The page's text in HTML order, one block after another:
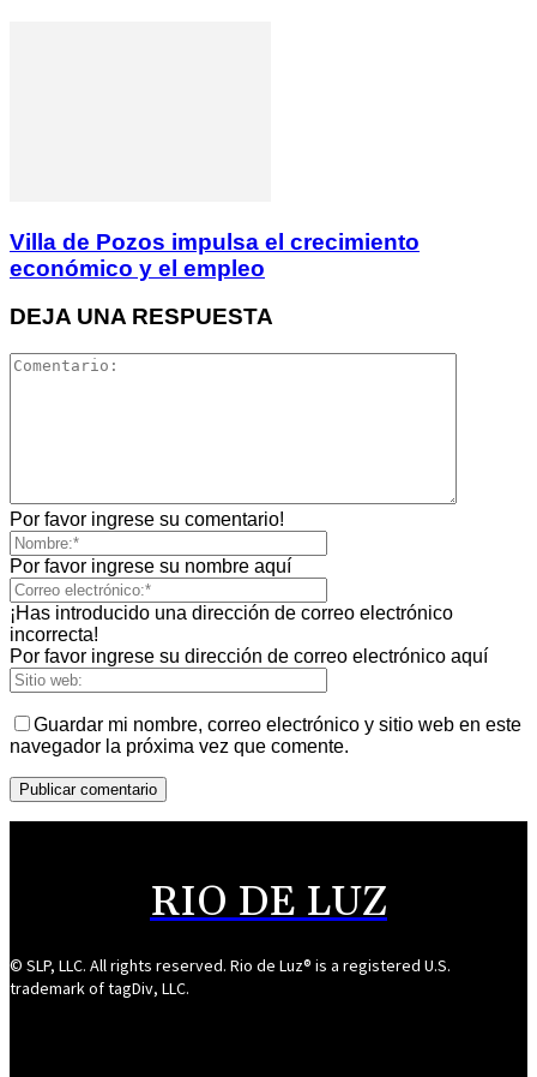
Villa de Pozos impulsa el crecimiento
económico y el empleo
DEJA UNA RESPUESTA
Por favor ingrese su comentario!
Por favor ingrese su nombre aquí
¡Has introducido una dirección de correo electrónico
incorrecta!
Por favor ingrese su dirección de correo electrónico aquí
Guardar mi nombre, correo electrónico y sitio web en este
navegador la próxima vez que comente.
RIO DE LUZ
© SLP, LLC. All rights reserved. Rio de Luz® is a registered U.S.
trademark of tagDiv, LLC.